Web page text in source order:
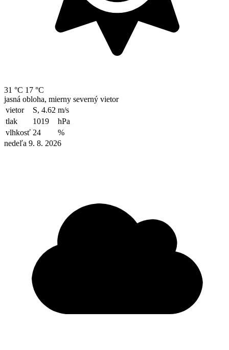
31 °C 17 °C
jasná obloha, mierny severný vietor
vietor
S, 4.62 m/s
tlak
1019
hPa
vlhkosť 24
%
nedeľa 9. 8. 2026